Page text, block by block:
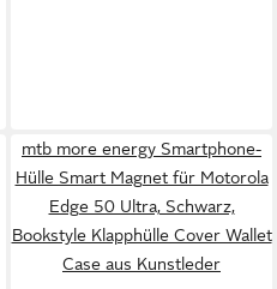
mtb more energy Smartphone-
Hülle Smart Magnet für Motorola
Edge 50 Ultra, Schwarz,
Bookstyle Klapphülle Cover Wallet
Case aus Kunstleder